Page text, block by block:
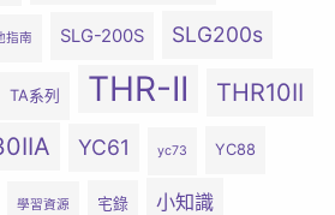
指南 SLG-200S SLG200s
TA系列 THR-II THR10II
YC61 yc73 YC88
學習資源 宅錄 小知識